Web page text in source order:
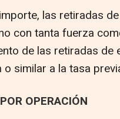
las retiradas
con tanta fuerza
de las retiradas
similar a la tasa
OPERACIÓN